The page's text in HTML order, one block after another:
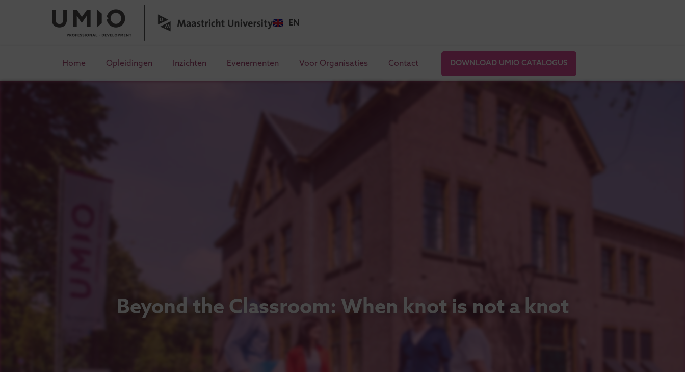
EN
Home Opleidingen Inzichten Evenementen Voor Organisaties Contact DOWNLOAD UMIO CATALOGUS
Beyond the Classroom: When knot is not a knot